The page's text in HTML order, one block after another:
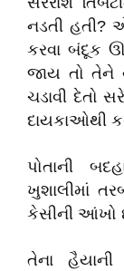
નડતી હતી?
કરવા બંદૂક
જાય તો તેને
ચડાવી દેતો
દાયકાઓથી
પોતાની
ખુશાલીમાં
કેસીની આંખો
તેના હૈયાની